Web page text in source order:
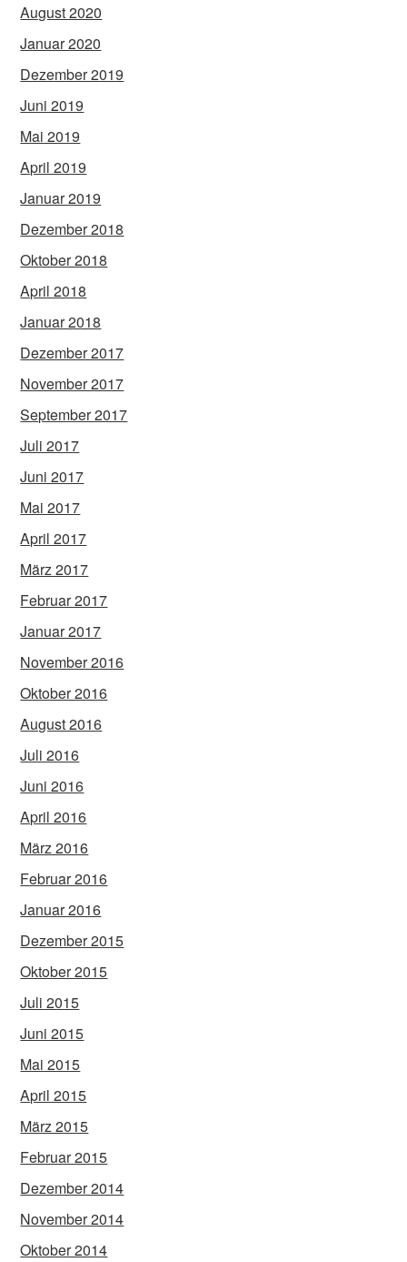
August 2020
Januar 2020
Dezember 2019
Juni 2019
Mai 2019
April 2019
Januar 2019
Dezember 2018
Oktober 2018
April 2018
Januar 2018
Dezember 2017
November 2017
September 2017
Juli 2017
Juni 2017
Mai 2017
April 2017
März 2017
Februar 2017
Januar 2017
November 2016
Oktober 2016
August 2016
Juli 2016
Juni 2016
April 2016
März 2016
Februar 2016
Januar 2016
Dezember 2015
Oktober 2015
Juli 2015
Juni 2015
Mai 2015
April 2015
März 2015
Februar 2015
Dezember 2014
November 2014
Oktober 2014